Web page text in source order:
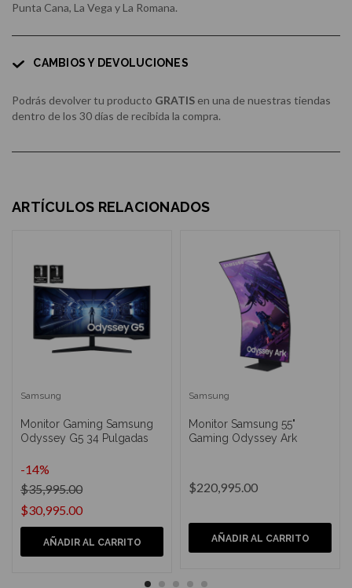
Punta Cana, La Vega y La Romana.
CAMBIOS Y DEVOLUCIONES
Podrás devolver tu producto GRATIS en una de nuestras tiendas
dentro de los 30 días de recibida la compra.
ARTÍCULOS RELACIONADOS
Samsung
Monitor Gaming Samsung
Odyssey G5 34 Pulgadas
$30,995.00
$35,995.00
-14%
AÑADIR AL CARRITO
Samsung
Monitor Samsung 55"
Gaming Odyssey Ark
$220,995.00
AÑADIR AL CARRITO